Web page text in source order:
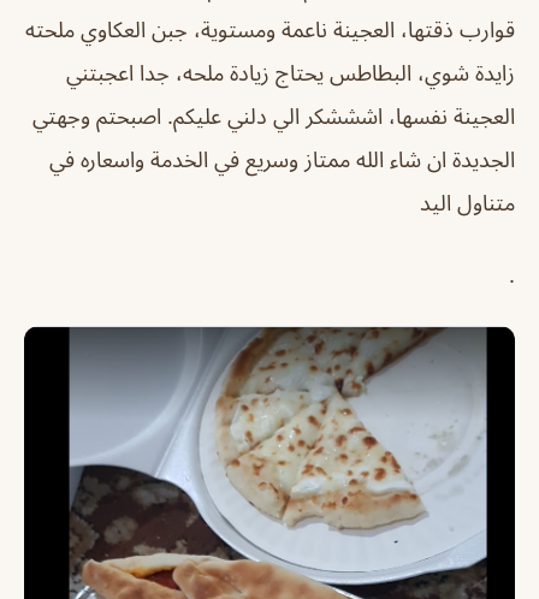
قوارب ذقتها، العجينة ناعمة ومستوية، جبن العكاوي ملحته
زايدة شوي، البطاطس يحتاج زيادة ملحه، جدا اعجبتني
العجينة نفسها، اشششكر الي دلني عليكم. اصبحتم وجهتي
الجديدة ان شاء الله ‏ممتاز وسريع ‏في الخدمة واسعاره في
متناول اليد
.